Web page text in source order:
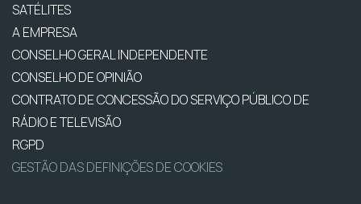
SATÉLITES
A EMPRESA
CONSELHO GERAL INDEPENDENTE
CONSELHO DE OPINIÃO
CONTRATO DE CONCESSÃO DO SERVIÇO PÚBLICO DE
RÁDIO E TELEVISÃO
RGPD
GESTÃO DAS DEFINIÇÕES DE COOKIES